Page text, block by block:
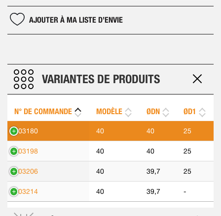
AJOUTER À MA LISTE D’ENVIE
VARIANTES DE PRODUITS
N° DE COMMANDE MODÈLE ØDN ØD1
303180 40 40 25
303198 40 40 25
303206 40 39,7 25
303214 40 39,7 -